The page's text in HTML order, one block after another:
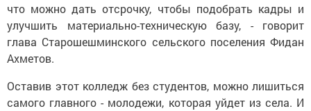
что можно дать отсрочку, чтобы подобрать кадры и
улучшить материально-техническую базу, - говорит
глава Старошешминского сельского поселения Фидан
Ахметов.
Оставив этот колледж без студентов, можно лишиться
самого главного - молодежи, которая уйдет из села. И